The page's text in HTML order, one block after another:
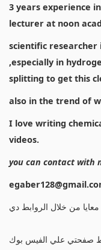
3 years experience
lecturer at noon
scientific
,especially in
splitting to get this
also in the trend of
I love writing
videos.
you can contact with
من خلال الروابط دي
صفحتي علي الفيس بوك